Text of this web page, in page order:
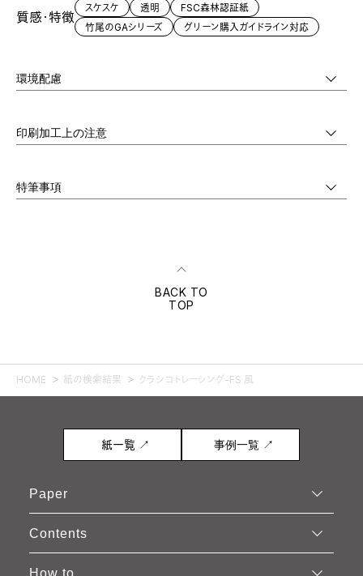
質感・特徴
スケスケ 透明
FSC森林認証紙
竹尾のGAシリーズ
グリーン購入ガイドライン対応
環境配慮
印刷加工上の注意
特筆事項
BACK TO
TOP
HOME 紙の検索結果 クラシコトレーシング-FS 風
紙一覧 ↗ 事例一覧 ↗
Paper
Contents
How to